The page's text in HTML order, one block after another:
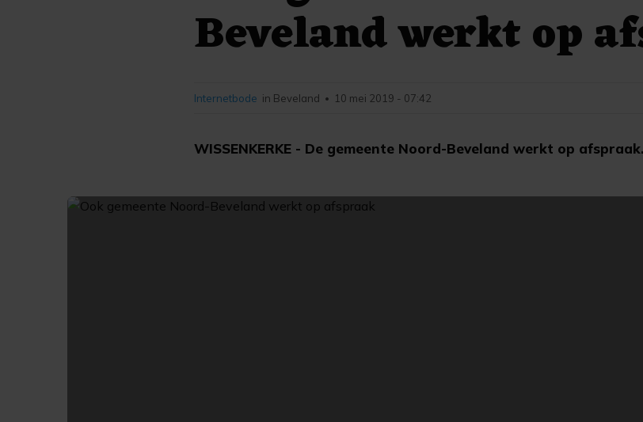
Beveland werkt op
WISSENKERKE - De gemeente Noord-Beveland werkt op afspraak.
Internetbode in Beveland • 10 mei 2019 - 07:42